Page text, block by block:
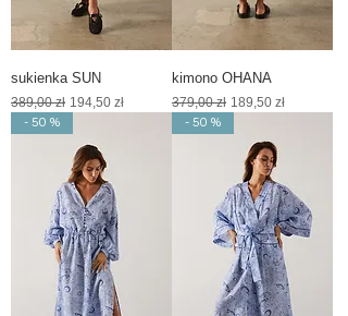
sukienka SUN
Regularna cena
389,00 zł Cena rabatowa
194,50 zł
kimono OHANA
Regularna cena
379,00 zł Cena rabatowa
189,50 zł
- 50 % - 50 %